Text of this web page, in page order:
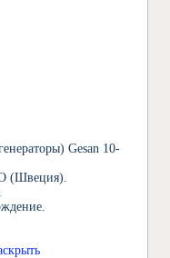
Gesan 10-
(Швеция).